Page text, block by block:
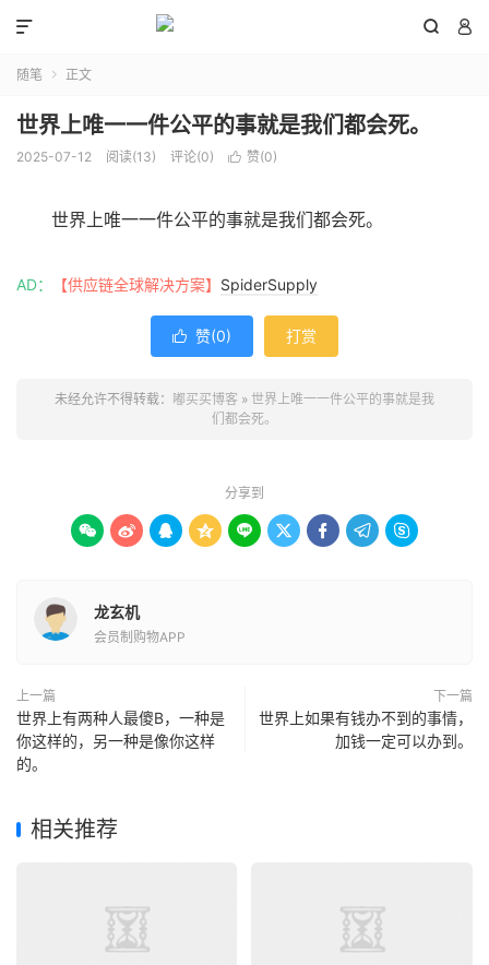
 

随笔  正文
世界上唯一一件公平的事就是我们都会死。
2025-07-12 阅读(13) 评论(0)  赞(0)
世界上唯一一件公平的事就是我们都会死。
AD： 【供应链全球解决方案】 SpiderSupply
 赞(0) 打赏
未经允许不得转载： 嘟买买博客 » 世界上唯一一件公平的事就是我
们都会死。
分享到
        
龙玄机
会员制购物APP
上一篇
世界上有两种人最傻B，一种是
你这样的，另一种是像你这样
的。
下一篇
世界上如果有钱办不到的事情，
加钱一定可以办到。
相关推荐